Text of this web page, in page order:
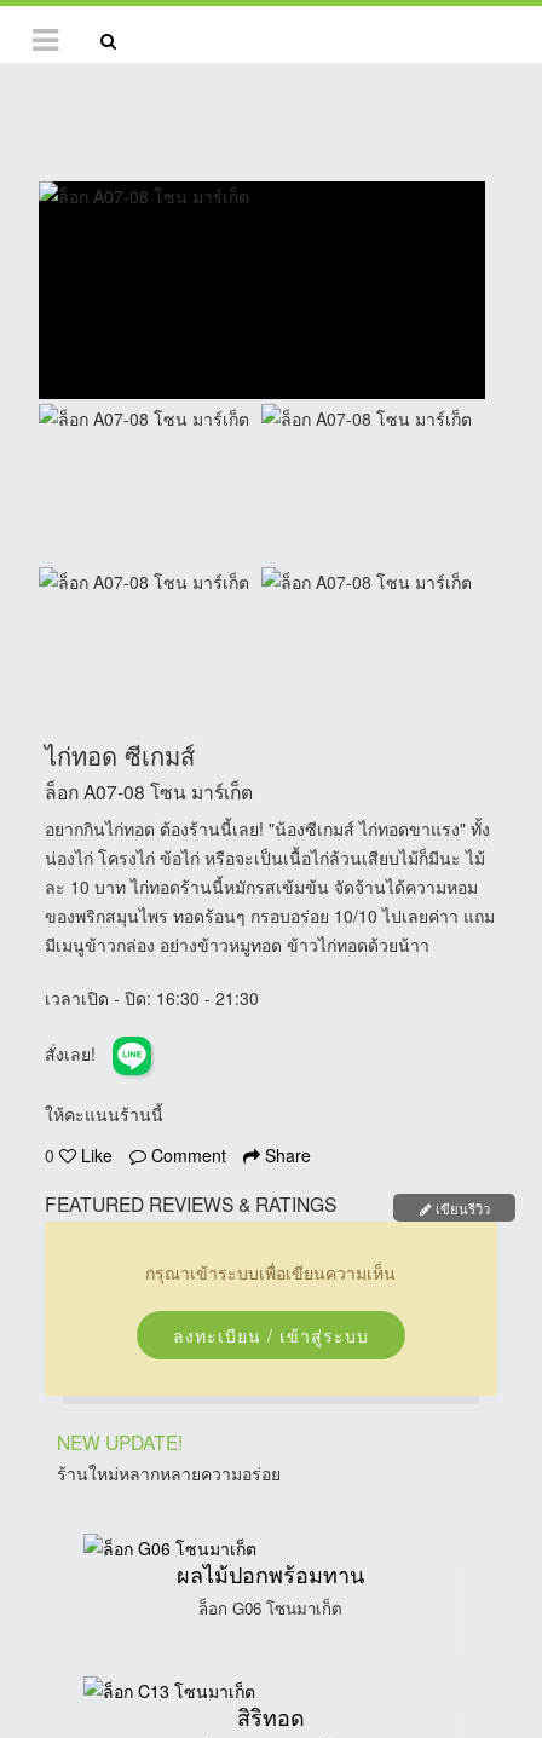
ไก่ทอด ซีเกมส์
ล็อก A07-08 โซน มาร์เก็ต
อยากกินไก่ทอด ต้องร้านนี้เลย! "น้องซีเกมส์ ไก่ทอดขาแรง" ทั้ง
น่องไก่ โครงไก่ ข้อไก่ หรือจะเป็นเนื้อไก่ล้วนเสียบไม้ก็มีนะ ไม้
ละ 10 บาท ไก่ทอดร้านนี้หมักรสเข้มข้น จัดจ้านได้ความหอม
ของพริกสมุนไพร ทอดร้อนๆ กรอบอร่อย 10/10 ไปเลยค่าา แถม
มีเมนูข้าวกล่อง อย่างข้าวหมูทอด ข้าวไก่ทอดด้วยน้าา
เวลาเปิด - ปิด: 16:30 - 21:30
สั่งเลย!
ให้คะแนนร้านนี้
0
Like Comment Share
FEATURED REVIEWS & RATINGS เขียนรีวิว
กรุณาเข้าระบบเพื่อเขียนความเห็น
ลงทะเบียน / เข้าสู่ระบบ
NEW UPDATE!
ร้านใหม่หลากหลายความอร่อย
ผลไม้ปอกพร้อมทาน
ล็อก G06 โซนมาเก็ต
สิริทอด